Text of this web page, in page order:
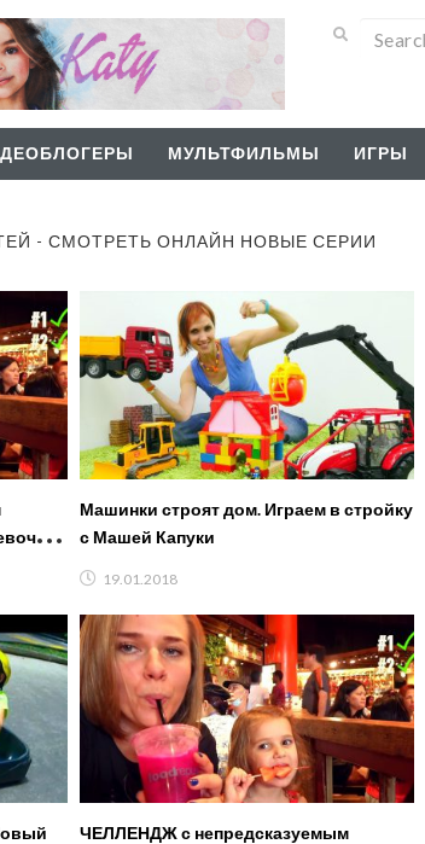
МУЛЬТФИЛЬМЫ ИГРЫ
- СМОТРЕТЬ ОНЛАЙН НОВЫЕ СЕРИИ
/
Машинки строят дом. Играем в стройку
с Машей Капуки
19.01.2018
ЧЕЛЛЕНДЖ с непредсказуемым